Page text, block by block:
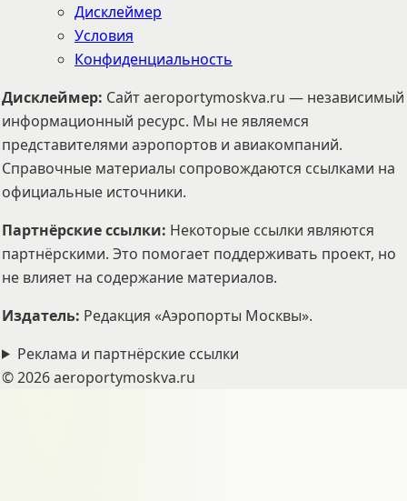
Дисклеймер
Условия
Конфиденциальность
Дисклеймер: Сайт aeroportymoskva.ru — независимый
информационный ресурс. Мы не являемся
представителями аэропортов и авиакомпаний.
Справочные материалы сопровождаются ссылками на
официальные источники.
Партнёрские ссылки: Некоторые ссылки являются
партнёрскими. Это помогает поддерживать проект, но
не влияет на содержание материалов.
Издатель: Редакция «Аэропорты Москвы».
Реклама и партнёрские ссылки
©2026aeroportymoskva.ru